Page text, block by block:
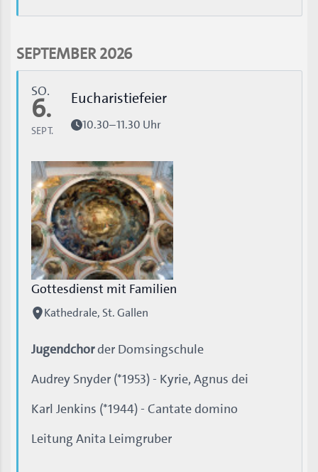
SEPTEMBER 2026
SO.
6.
SEPT.
Eucharistiefeier
10.30–11.30 Uhr
Gottesdienst mit Familien
Kathedrale, St. Gallen
Jugendchorder Domsingschule
Audrey Snyder (*1953) - Kyrie, Agnus dei
Karl Jenkins (*1944) - Cantate domino
Leitung Anita Leimgruber